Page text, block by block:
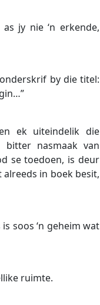
jy nie ‘n erkende,
by die titel:
ek uiteindelik die
nasmaak van
se toedoen, is deur
alreeds in boek besit,
soos ‘n geheim wat
ruimte.